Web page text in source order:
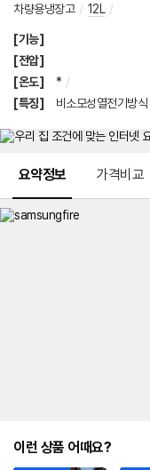
차량용냉장고 / 12L /
[기능]
[전압]
[온도]
* /
[특징]
비소모성열전기방식
요약정보 가격비교
이런 상품 어때요?